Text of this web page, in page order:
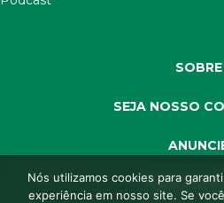
SOBRE
SEJA NOSSO
SEJA
Nós utilizamos cookies para
experiência em nosso site. Se